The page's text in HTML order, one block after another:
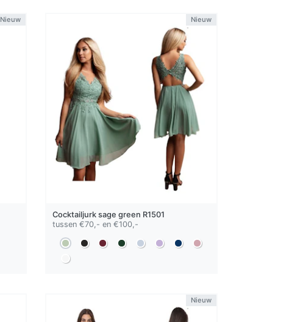
Nieuw Nieuw
Cocktailjurksage green R1501
tussen €70,- en €100,-
Nieuw